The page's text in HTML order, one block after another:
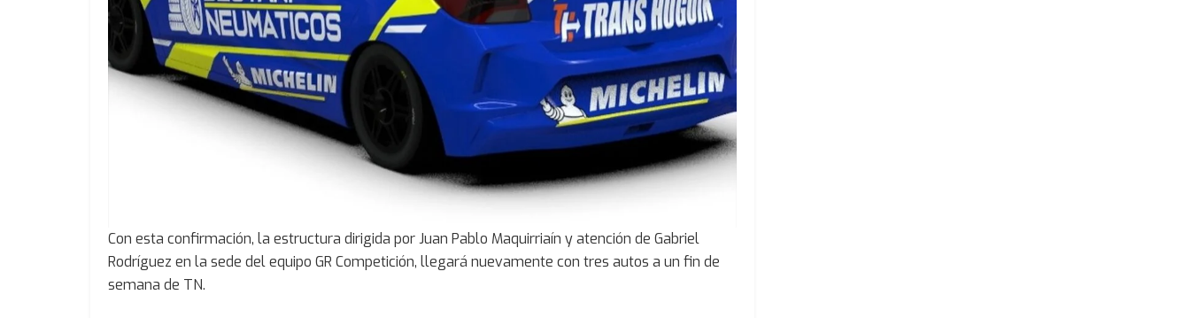
Con esta confirmación, la estructura dirigida por Juan Pablo Maquirriaín y atención de Gabriel
Rodríguez en la sede del equipo GR Competición, llegará nuevamente con tres autos a un fin de
semana de TN.